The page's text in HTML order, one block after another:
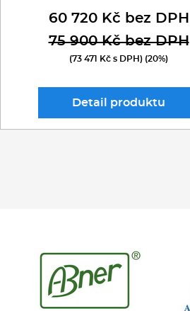
60 720 Kč bez DPH
75 900 Kč bez DPH
(73 471 Kč s DPH) (20%)
Detail produktu